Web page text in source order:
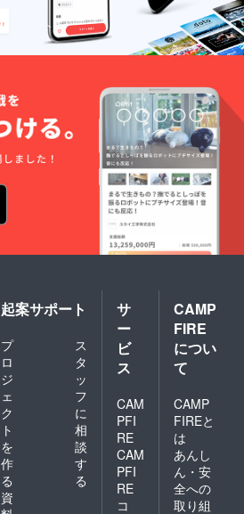
起案サポート
プ
ロ
ジ
ェ
ク
ト
を
作
る
ス
タ
ッ
フ
に
相
談
す
る
資
サ
ー
ビ
ス
CAM
PFI
RE
CAM
PFI
RE
コ
CAMP
FIRE
につい
て
CAMP
FIREと
は
あんし
ん・安
全への
取り組